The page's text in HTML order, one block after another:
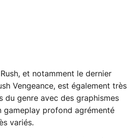
et notamment le dernier
Vengeance, est également très
du genre avec des graphismes
gameplay profond agrémenté
variés.